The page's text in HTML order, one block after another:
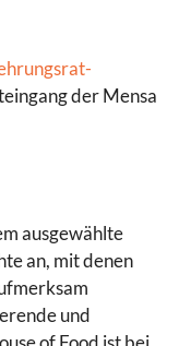
der Mensa
ausgewählte
an, mit denen
und